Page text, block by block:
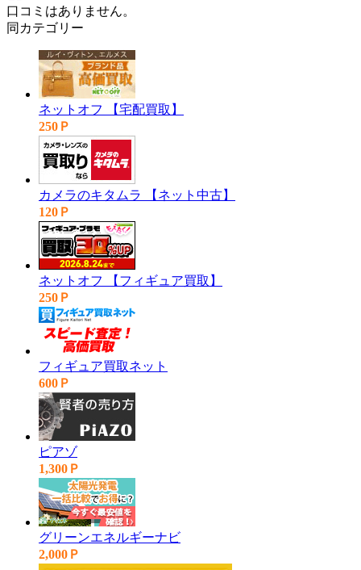
口コミはありません。
同カテゴリー
ネットオフ 【宅配買取】
250Ｐ
カメラのキタムラ 【ネット中古】
120Ｐ
ネットオフ 【フィギュア買取】
250Ｐ
フィギュア買取ネット
600Ｐ
ピアゾ
1,300Ｐ
グリーンエネルギーナビ
2,000Ｐ